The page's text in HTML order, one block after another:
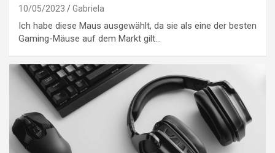
10/05/2023 Gabriela
Ich habe diese Maus ausgewählt, da sie als eine der besten
Gaming-Mäuse auf dem Markt gilt…